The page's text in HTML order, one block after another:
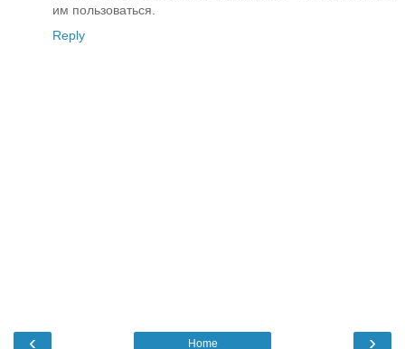
им пользоваться.
Reply
‹ ›
Home